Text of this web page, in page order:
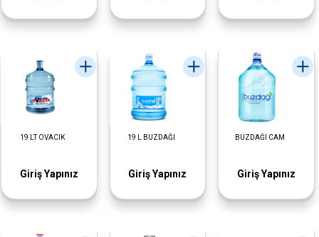
19 LT OVACIK
Giriş Yapınız
19 L BUZDAĞI
Giriş Yapınız
BUZDAĞI CAM
Giriş Yapınız